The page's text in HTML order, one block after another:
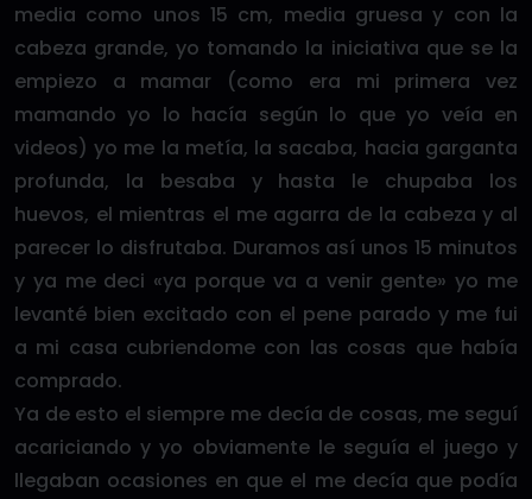
media como unos 15 cm, media gruesa y con la
cabeza grande, yo tomando la iniciativa que se la
empiezo a mamar (como era mi primera vez
mamando yo lo hacía según lo que yo veía en
videos) yo me la metía, la sacaba, hacia garganta
profunda, la besaba y hasta le chupaba los
huevos, el mientras el me agarra de la cabeza y al
parecer lo disfrutaba. Duramos así unos 15 minutos
y ya me deci «ya porque va a venir gente» yo me
levanté bien excitado con el pene parado y me fui
a mi casa cubriendome con las cosas que había
comprado.
Ya de esto el siempre me decía de cosas, me seguí
acariciando y yo obviamente le seguía el juego y
llegaban ocasiones en que el me decía que podía